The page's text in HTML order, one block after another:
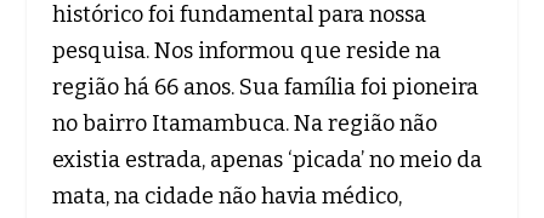
histórico foi fundamental para nossa
pesquisa. Nos informou que reside na
região há 66 anos. Sua família foi pioneira
no bairro Itamambuca. Na região não
existia estrada, apenas ‘picada’ no meio da
mata, na cidade não havia médico,